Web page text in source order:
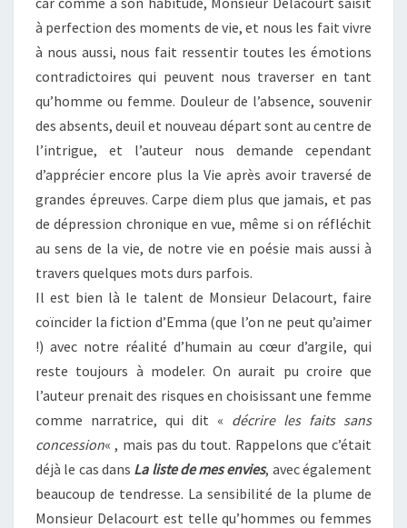
à perfection des moments de vie, et nous les fait vivre
à nous aussi, nous fait ressentir toutes les émotions
contradictoires qui peuvent nous traverser en tant
qu’homme ou femme. Douleur de l’absence, souvenir
des absents, deuil et nouveau départ sont au centre de
l’intrigue, et l’auteur nous demande cependant
d’apprécier encore plus la Vie après avoir traversé de
grandes épreuves. Carpe diem plus que jamais, et pas
de dépression chronique en vue, même si on réfléchit
au sens de la vie, de notre vie en poésie mais aussi à
travers quelques mots durs parfois.
Il est bien là le talent de Monsieur Delacourt, faire
coïncider la fiction d’Emma (que l’on ne peut qu’aimer
!) avec notre réalité d’humain au cœur d’argile, qui
reste toujours à modeler. On aurait pu croire que
l’auteur prenait des risques en choisissant une femme
comme narratrice, qui dit « décrire les faits sans
concession« , mais pas du tout. Rappelons que c’était
déjà le cas dans La liste de mes envies, avec également
beaucoup de tendresse. La sensibilité de la plume de
Monsieur Delacourt est telle qu’hommes ou femmes